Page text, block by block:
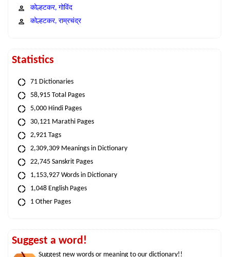
कोल्हटकर, गोविंद
कोल्हटकर, राम्रचंद्र
Statistics
71 Dictionaries
58,915 Total Pages
5,000 Hindi Pages
30,121 Marathi Pages
2,921 Tags
2,309,309 Meanings in Dictionary
22,745 Sanskrit Pages
1,153,927 Words in Dictionary
1,048 English Pages
1 Other Pages
Suggest a word!
Suggest new words or meaning to our dictionary!!